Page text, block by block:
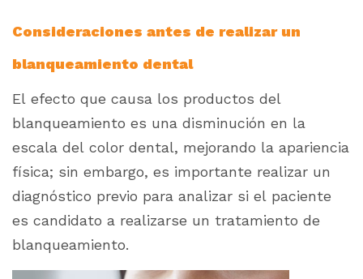
Consideraciones antes de realizar un
blanqueamiento dental
El efecto que causa los productos del
blanqueamiento es una disminución en la
escala del color dental, mejorando la apariencia
física; sin embargo, es importante realizar un
diagnóstico previo para analizar si el paciente
es candidato a realizarse un tratamiento de
blanqueamiento.